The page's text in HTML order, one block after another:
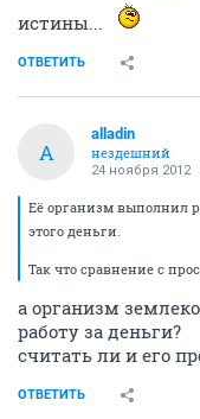
истины...
ОТВЕТИТЬ
A
alladin
нездешний
24 ноября 2012
Её организм выполнил
этого деньги.
Так что сравнение с
а организм
работу за деньги?
считать ли и его
ОТВЕТИТЬ